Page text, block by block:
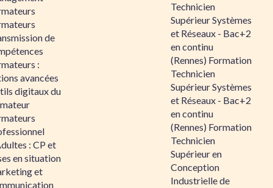
de
:
avancées
digitaux du
: CP et
en situation
et
Technicien
Supérieur Systèmes
et Réseaux - Bac+2
en continu
(Rennes) Formation
Technicien
Supérieur Systèmes
et Réseaux - Bac+2
en continu
(Rennes) Formation
Technicien
Supérieur en
Conception
Industrielle de